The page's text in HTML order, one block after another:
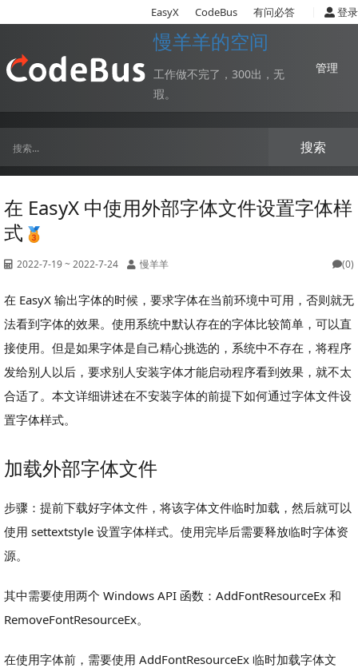
EasyX CodeBus 有问必答 登录
慢羊羊的空间
工作做不完了，300出，无
瑕。
管理
在 EasyX 中使用外部字体文件设置字体样
式
2022-7-19 ~ 2022-7-24 慢羊羊 (0)
在 EasyX 输出字体的时候，要求字体在当前环境中可用，否则就无
法看到字体的效果。使用系统中默认存在的字体比较简单，可以直
接使用。但是如果字体是自己精心挑选的，系统中不存在，将程序
发给别人以后，要求别人安装字体才能启动程序看到效果，就不太
合适了。本文详细讲述在不安装字体的前提下如何通过字体文件设
置字体样式。
加载外部字体文件
步骤：提前下载好字体文件，将该字体文件临时加载，然后就可以
使用 settextstyle 设置字体样式。使用完毕后需要释放临时字体资
源。
其中需要使用两个 Windows API 函数：AddFontResourceEx 和
RemoveFontResourceEx。
在使用字体前，需要使用 AddFontResourceEx 临时加载字体文
搜索